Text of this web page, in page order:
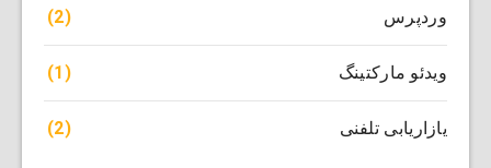
وردپرس (2)
ویدئو مارکتینگ (1)
یازاریابی تلفنی (2)